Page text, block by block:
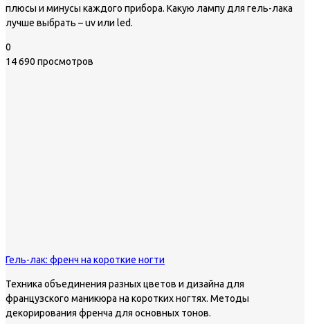
плюсы и минусы каждого прибора. Какую лампу для гель-лака
лучше выбрать – uv или led.
0
14 690 просмотров
Гель-лак: френч на короткие ногти
Техника объединения разных цветов и дизайна для
французского маникюра на коротких ногтях. Методы
декорирования френча для основных тонов.